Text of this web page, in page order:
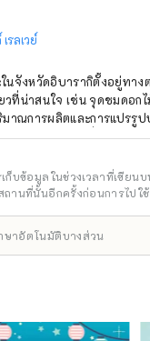
รลเวย์
ในจังหวัดอิบารากิตั้งอยู่ทา
ที่น่าสนใจ เช่น จุดชมดอก
มาณการผลิตและการแปร
ระตูโทริอิสีทองซึ่งเป็นประ
ก็บข้อมูลในช่วงเวลาที่เขีย
านที่นั้นอีกครั้งก่อนการไปใ
ษาอัตโนมัติบางส่วน